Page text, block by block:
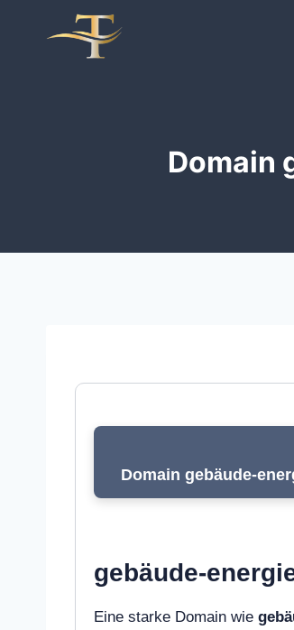
Domain
Domain gebäude-
gebäude-
Eine starke Domain wie